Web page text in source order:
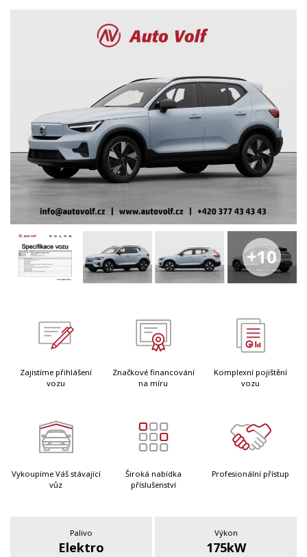
+10
Zajistíme přihlášení
vozu
Značkové financování
na míru
Komplexní pojištění
vozu
Vykoupíme Váš stávající
vůz
Široká nabídka
příslušenství
Profesionální přístup
Palivo
Elektro
Výkon
175kW